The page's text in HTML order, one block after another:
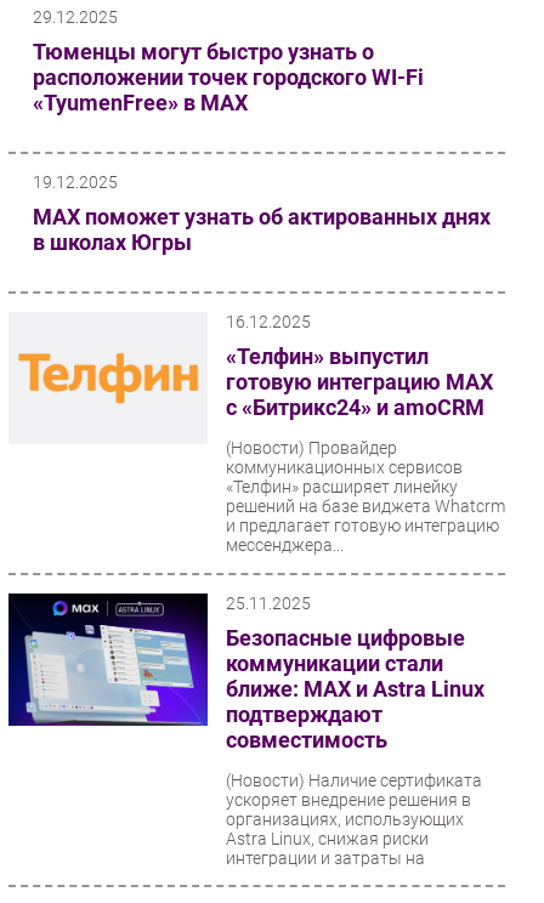
29.12.2025
Тюменцы могут быстро узнать о
расположении точек городского WI-Fi
«TyumenFree» в МАХ
19.12.2025
МАХ поможет узнать об актированных днях
в школах Югры
16.12.2025
«Телфин» выпустил
готовую интеграцию MAX
c «Битрикс24» и amoCRM
(Новости) Провайдер
коммуникационных сервисов
«Телфин» расширяет линейку
решений на базе виджета Whatcrm
и предлагает готовую интеграцию
мессенджера...
25.11.2025
Безопасные цифровые
коммуникации стали
ближе: MAX и Astra Linux
подтверждают
совместимость
(Новости) Наличие сертификата
ускоряет внедрение решения в
организациях, использующих
Astra Linux, снижая риски
интеграции и затраты на